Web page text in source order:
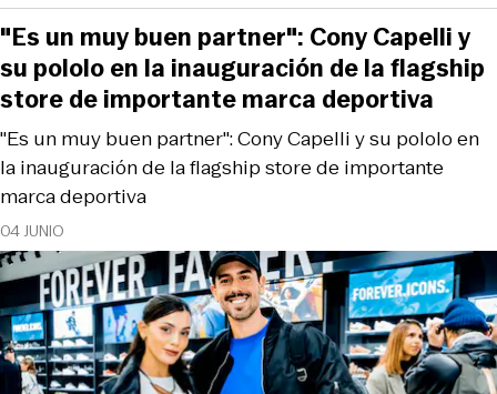
04 JUNIO
"Es un muy buen partner": Cony Capelli y su pololo en
la inauguración de la flagship store de importante
marca deportiva
"Es un muy buen partner": Cony Capelli y
su pololo en la inauguración de la flagship
store de importante marca deportiva